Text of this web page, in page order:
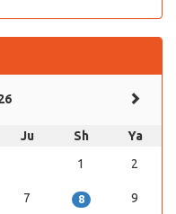
Ju Sh
Ya
1
2
7 8 9